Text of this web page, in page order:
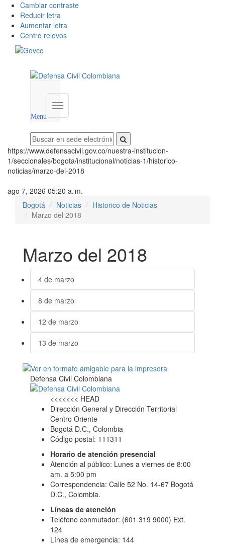
Cambiar contraste
Reducir letra
Aumentar letra
Centro relevos
Menú
Menú
institucional
https://www.defensacivil.gov.co/nuestra-institucion-
1/seccionales/bogota/institucional/noticias-1/historico-
noticias/marzo-del-2018
ago 7, 2026 05:20 a. m.
Bogotá
Noticias
Historico de Noticias
Marzo del 2018
Marzo del 2018
4 de marzo
8 de marzo
12 de marzo
13 de marzo
Defensa Civil Colombiana
<<<<<<< HEAD
Dirección General y Dirección Territorial
Centro Oriente
Bogotá D.C., Colombia
Código postal: 111311
Horario de atención presencial
Atención al público: Lunes a viernes de 8:00
am. a 5:00 pm
Correspondencia: Calle 52 No. 14-67 Bogotá
D.C., Colombia.
Líneas de atención
Teléfono conmutador: (601 319 9000) Ext.
124
Línea de emergencia: 144